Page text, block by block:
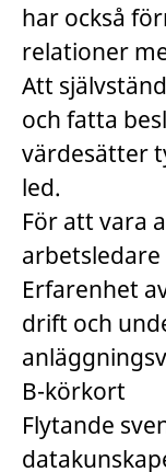
har också
relationer
Att
och fatta
värdesätter
led.
För att vara
Erfarenhet
drift och
B-körkort
Flytande